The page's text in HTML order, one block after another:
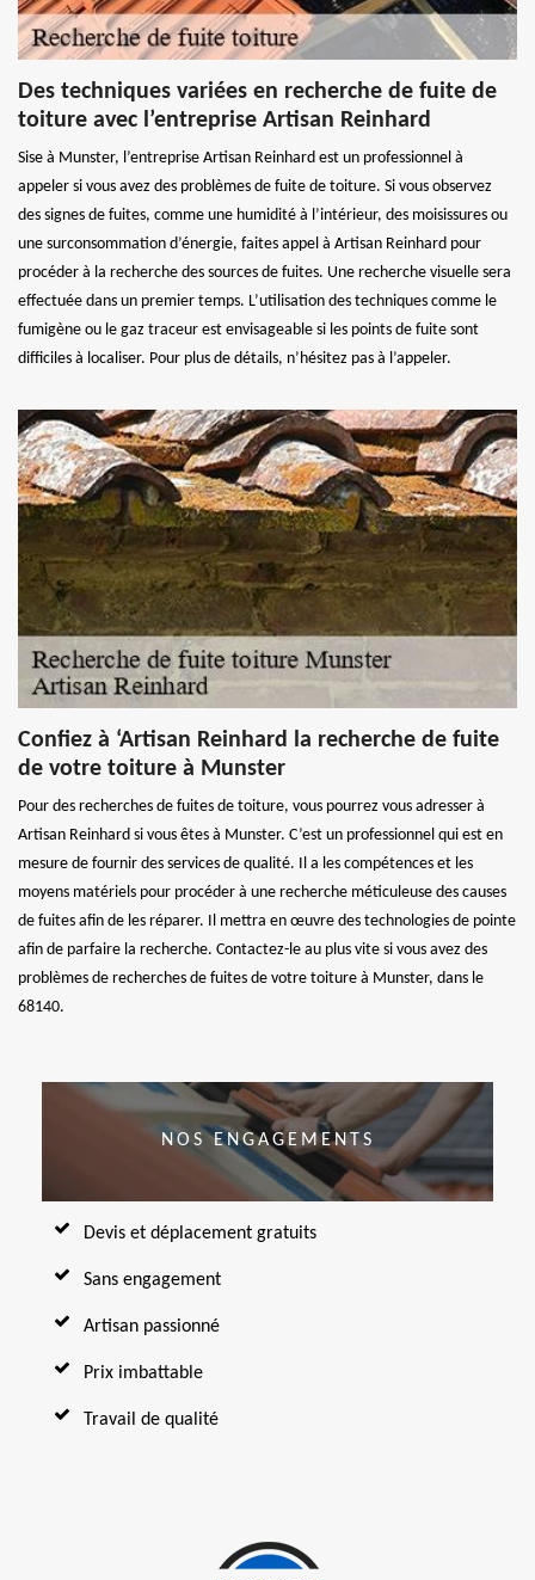
Des techniques variées en recherche de fuite de
toiture avec l’entreprise Artisan Reinhard
Sise à Munster, l’entreprise Artisan Reinhard est un professionnel à
appeler si vous avez des problèmes de fuite de toiture. Si vous observez
des signes de fuites, comme une humidité à l’intérieur, des moisissures ou
une surconsommation d’énergie, faites appel à Artisan Reinhard pour
procéder à la recherche des sources de fuites. Une recherche visuelle sera
effectuée dans un premier temps. L’utilisation des techniques comme le
fumigène ou le gaz traceur est envisageable si les points de fuite sont
difficiles à localiser. Pour plus de détails, n’hésitez pas à l’appeler.
Confiez à ‘Artisan Reinhard la recherche de fuite
de votre toiture à Munster
Pour des recherches de fuites de toiture, vous pourrez vous adresser à
Artisan Reinhard si vous êtes à Munster. C’est un professionnel qui est en
mesure de fournir des services de qualité. Il a les compétences et les
moyens matériels pour procéder à une recherche méticuleuse des causes
de fuites afin de les réparer. Il mettra en œuvre des technologies de pointe
afin de parfaire la recherche. Contactez-le au plus vite si vous avez des
problèmes de recherches de fuites de votre toiture à Munster, dans le
68140.
NOS ENGAGEMENTS
Devis et déplacement gratuits
Sans engagement
Artisan passionné
Prix imbattable
Travail de qualité